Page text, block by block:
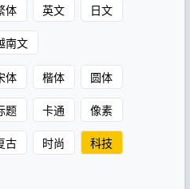
体 英文 日文
南文
体 楷体 圆体
题 卡通 像素
古 时尚 科技